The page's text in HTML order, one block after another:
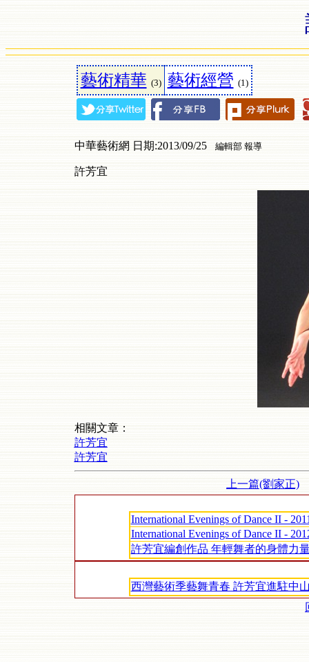
藝術精華 (3) 藝術經營 (1)
中華藝術網 日期:2013/09/25 編輯部 報導
許芳宜
相關文章：
許芳宜
許芳宜
上一篇(劉家正)
International Evenings of Dance II -
International Evenings of Dance II -
許芳宜編創作品 年輕舞者的身體力
西灣藝術季藝舞青春 許芳宜進駐中